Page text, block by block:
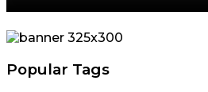
Popular Tags